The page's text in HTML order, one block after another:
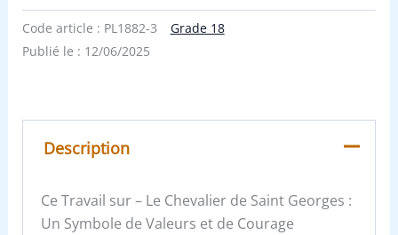
Code article : PL1882-3
Grade 18
Publié le : 12/06/2025
Description
Ce Travail sur – Le Chevalier de Saint Georges :
Un Symbole de Valeurs et de Courage